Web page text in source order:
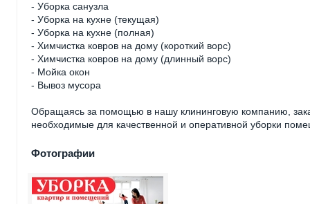
- Уборка санузла
- Уборка на кухне (текущая)
- Уборка на кухне (полная)
- Химчистка ковров на дому (короткий ворс)
- Химчистка ковров на дому (длинный ворс)
- Мойка окон
- Вывоз мусора
Обращаясь за помощью в нашу клининговую компанию,
необходимые для качественной и оперативной уборки
Фотографии